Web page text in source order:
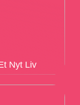
Nyt Liv